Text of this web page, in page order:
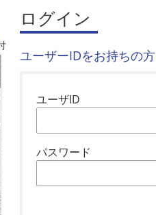
ログイン
ユーザーIDをお持ちの方
ユーザID
パスワード